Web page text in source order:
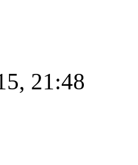
21:48